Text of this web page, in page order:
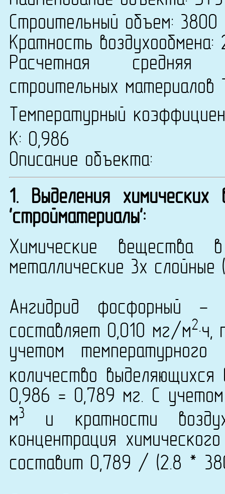
Строительный объем: 3800
Кратность
Расчетная средняя
строительных материалов
Температурный
К: 0,986
Описание объекта:
1. Выделения
'стройматериалы':
Химические вещества
металлические 3х слойные
Ангидрид фосфорный -
составляет 0,010 мг/м2
учетом
количество
0,986 = 0,789 мг. С
м3
и кратности
концентрация
составит 0,789 / (2.8 *